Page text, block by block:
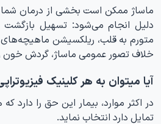
ماساژ ممکن است بخشی از درمان شما
دلیل انجام می‌شود: تسهیل
متورم به قلب، ریلکسیشن
خلاف تصور عمومی ماساژ، گردش خون
آیا میتوان به هر کلینیک
در اکثر موارد، بیمار این حق را دارد
تمایل دارد انتخاب نماید.